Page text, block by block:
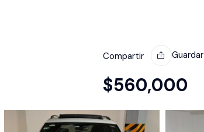
Compartir Guardar
$560,000